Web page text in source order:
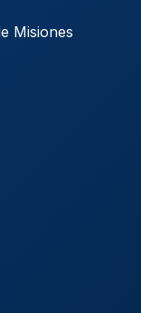
Misiones